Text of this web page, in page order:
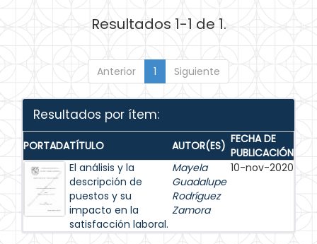
Resultados 1-1 de 1.
Anterior 1 Siguiente
Resultados por ítem:
PORTADATÍTULO AUTOR(ES) FECHA DE
PUBLICACIÓN
El análisis y la
descripción de
puestos y su
impacto en la
satisfacción laboral.
Mayela
Guadalupe
Rodríguez
Zamora
10-nov-2020